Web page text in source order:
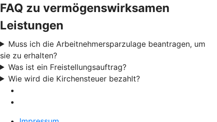
FAQ zu vermögenswirksamen
Leistungen
Muss ich die Arbeitnehmersparzulage beantragen, um
sie zu erhalten?
Was ist ein Freistellungsauftrag?
Wie wird die Kirchensteuer bezahlt?